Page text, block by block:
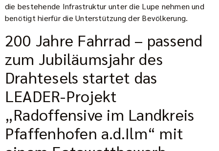
die bestehende Infrastruktur unter die Lupe nehmen und
benötigt hierfür die Unterstützung der Bevölkerung.
200 Jahre Fahrrad – passend
zum Jubiläumsjahr des
Drahtesels startet das
LEADER-Projekt
„Radoffensive im Landkreis
Pfaffenhofen a.d.Ilm“ mit